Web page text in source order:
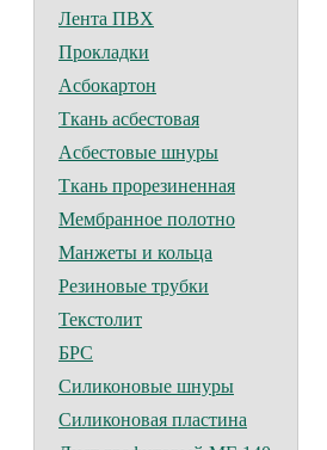
Лента ПВХ
Прокладки
Асбокартон
Ткань асбестовая
Асбестовые шнуры
Ткань прорезиненная
Мембранное полотно
Манжеты и кольца
Резиновые трубки
Текстолит
БРС
Силиконовые шнуры
Силиконовая пластина